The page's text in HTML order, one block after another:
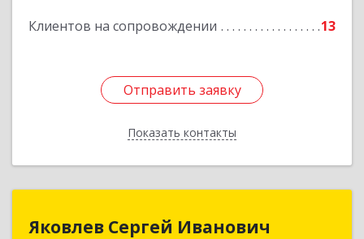
Клиентов на сопровождении 13
Отправить заявку
Показать контакты
Отправить заявку
Назад
Яковлев Сергей Иванович
Яковлев Сергей Иванович